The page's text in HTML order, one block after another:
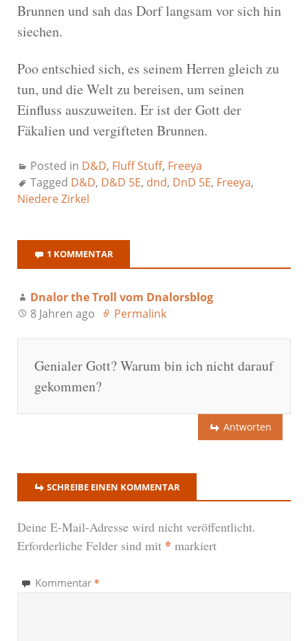
Brunnen und sah das Dorf langsam vor sich hin
siechen.
Poo entschied sich, es seinem Herren gleich zu
tun, und die Welt zu bereisen, um seinen
Einfluss auszuweiten. Er ist der Gott der
Fäkalien und vergifteten Brunnen.
Posted in D&D, Fluff Stuff, Freeya
Tagged D&D, D&D 5E, dnd, DnD 5E, Freeya,
Niedere Zirkel
1 KOMMENTAR
Dnalor the Troll vom Dnalorsblog
8 Jahren ago
Permalink
Genialer Gott? Warum bin ich nicht darauf
gekommen?
Antworten
SCHREIBE EINEN KOMMENTAR
Deine E-Mail-Adresse wird nicht veröffentlicht.
Erforderliche Felder sind mit * markiert
Kommentar *